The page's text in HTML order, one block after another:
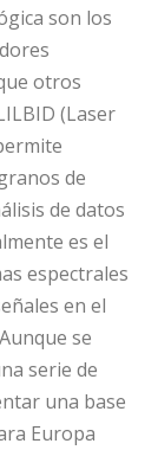
son los
otros
(Laser
de
de datos
es el
espectrales
en el
se
serie de
una base
Europa